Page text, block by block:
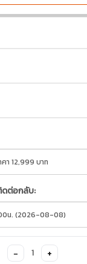
ดต่อกลับ:
− 1 +